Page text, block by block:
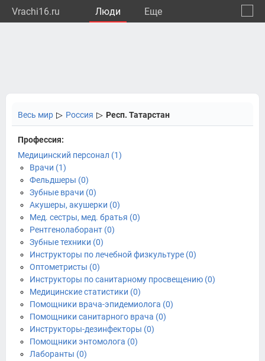
Vrachi16.ru Люди Eще
Весь мир ▷ Россия ▷ Респ. Татарстан
Профессия:
Медицинский персонал (1)
Врачи (1)
Фельдшеры (0)
Зубные врачи (0)
Акушеры, акушерки (0)
Мед. сестры, мед. братья (0)
Рентгенолаборант (0)
Зубные техники (0)
Инструкторы по лечебной физкультуре (0)
Оптометристы (0)
Инструкторы по санитарному просвещению (0)
Медицинские статистики (0)
Помощники врача-эпидемиолога (0)
Помощники санитарного врача (0)
Инструкторы-дезинфекторы (0)
Помощники энтомолога (0)
Лаборанты (0)